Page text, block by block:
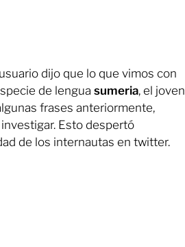
dijo que lo que vimos con
de lengua sumeria, el joven
frases anteriormente,
Esto despertó
de los internautas en twitter.